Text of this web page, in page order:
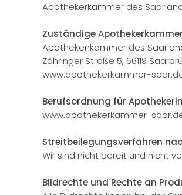
Apothekerkammer des
Zuständige Apothekerkammer
Apothekenkammer des
Zähringer Straße 5, 66119
www.apothekerkammer-
Berufsordnung für
www.apothekerkammer-
Streitbeilegungsverfahren
Wir sind nicht bereit und nicht
Bildrechte und Rechte an